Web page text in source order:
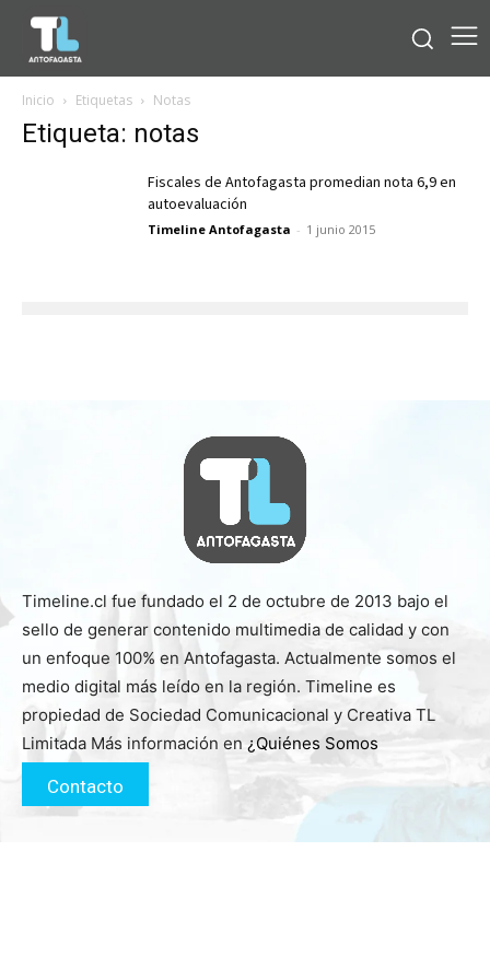
Inicio Etiquetas Notas
Etiqueta: notas
Fiscales de Antofagasta promedian nota 6,9 en
autoevaluación
Timeline Antofagasta - 1 junio 2015
Timeline.cl fue fundado el 2 de octubre de 2013 bajo el
sello de generar contenido multimedia de calidad y con
un enfoque 100% en Antofagasta. Actualmente somos el
medio digital más leído en la región. Timeline es
propiedad de Sociedad Comunicacional y Creativa TL
Limitada Más información en ¿Quiénes Somos
Contacto